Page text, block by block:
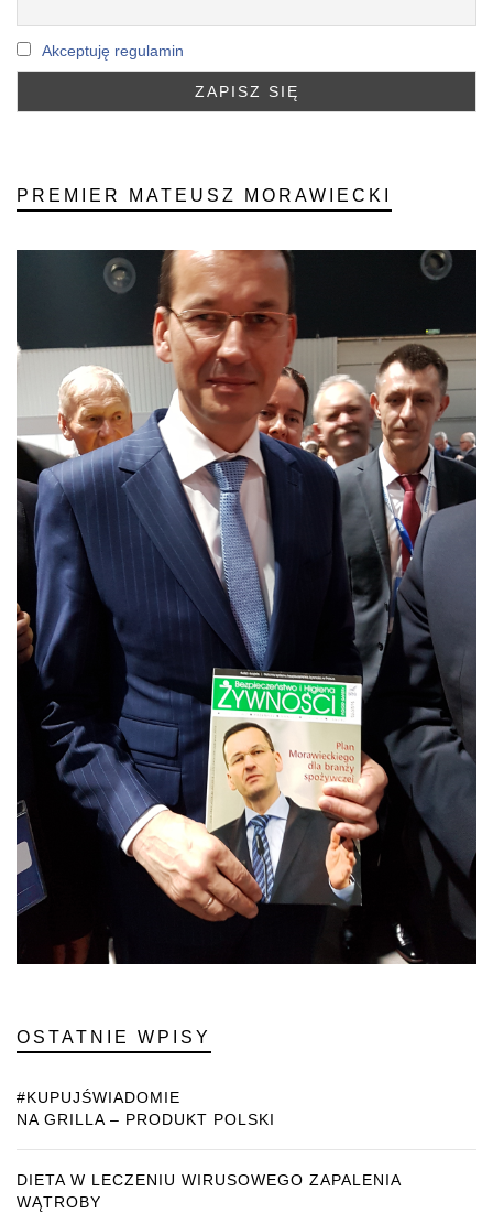
Akceptuję regulamin
PREMIER MATEUSZ MORAWIECKI
OSTATNIE WPISY
#KUPUJŚWIADOMIE
NA GRILLA – PRODUKT POLSKI
DIETA W LECZENIU WIRUSOWEGO ZAPALENIA
WĄTROBY